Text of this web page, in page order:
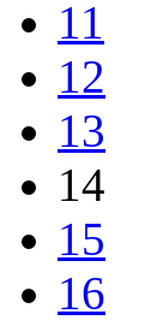
11
12
13
14
15
16